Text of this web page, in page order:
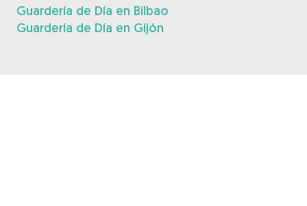
Guardería de Día en Bilbao
Guardería de Día en Gijón